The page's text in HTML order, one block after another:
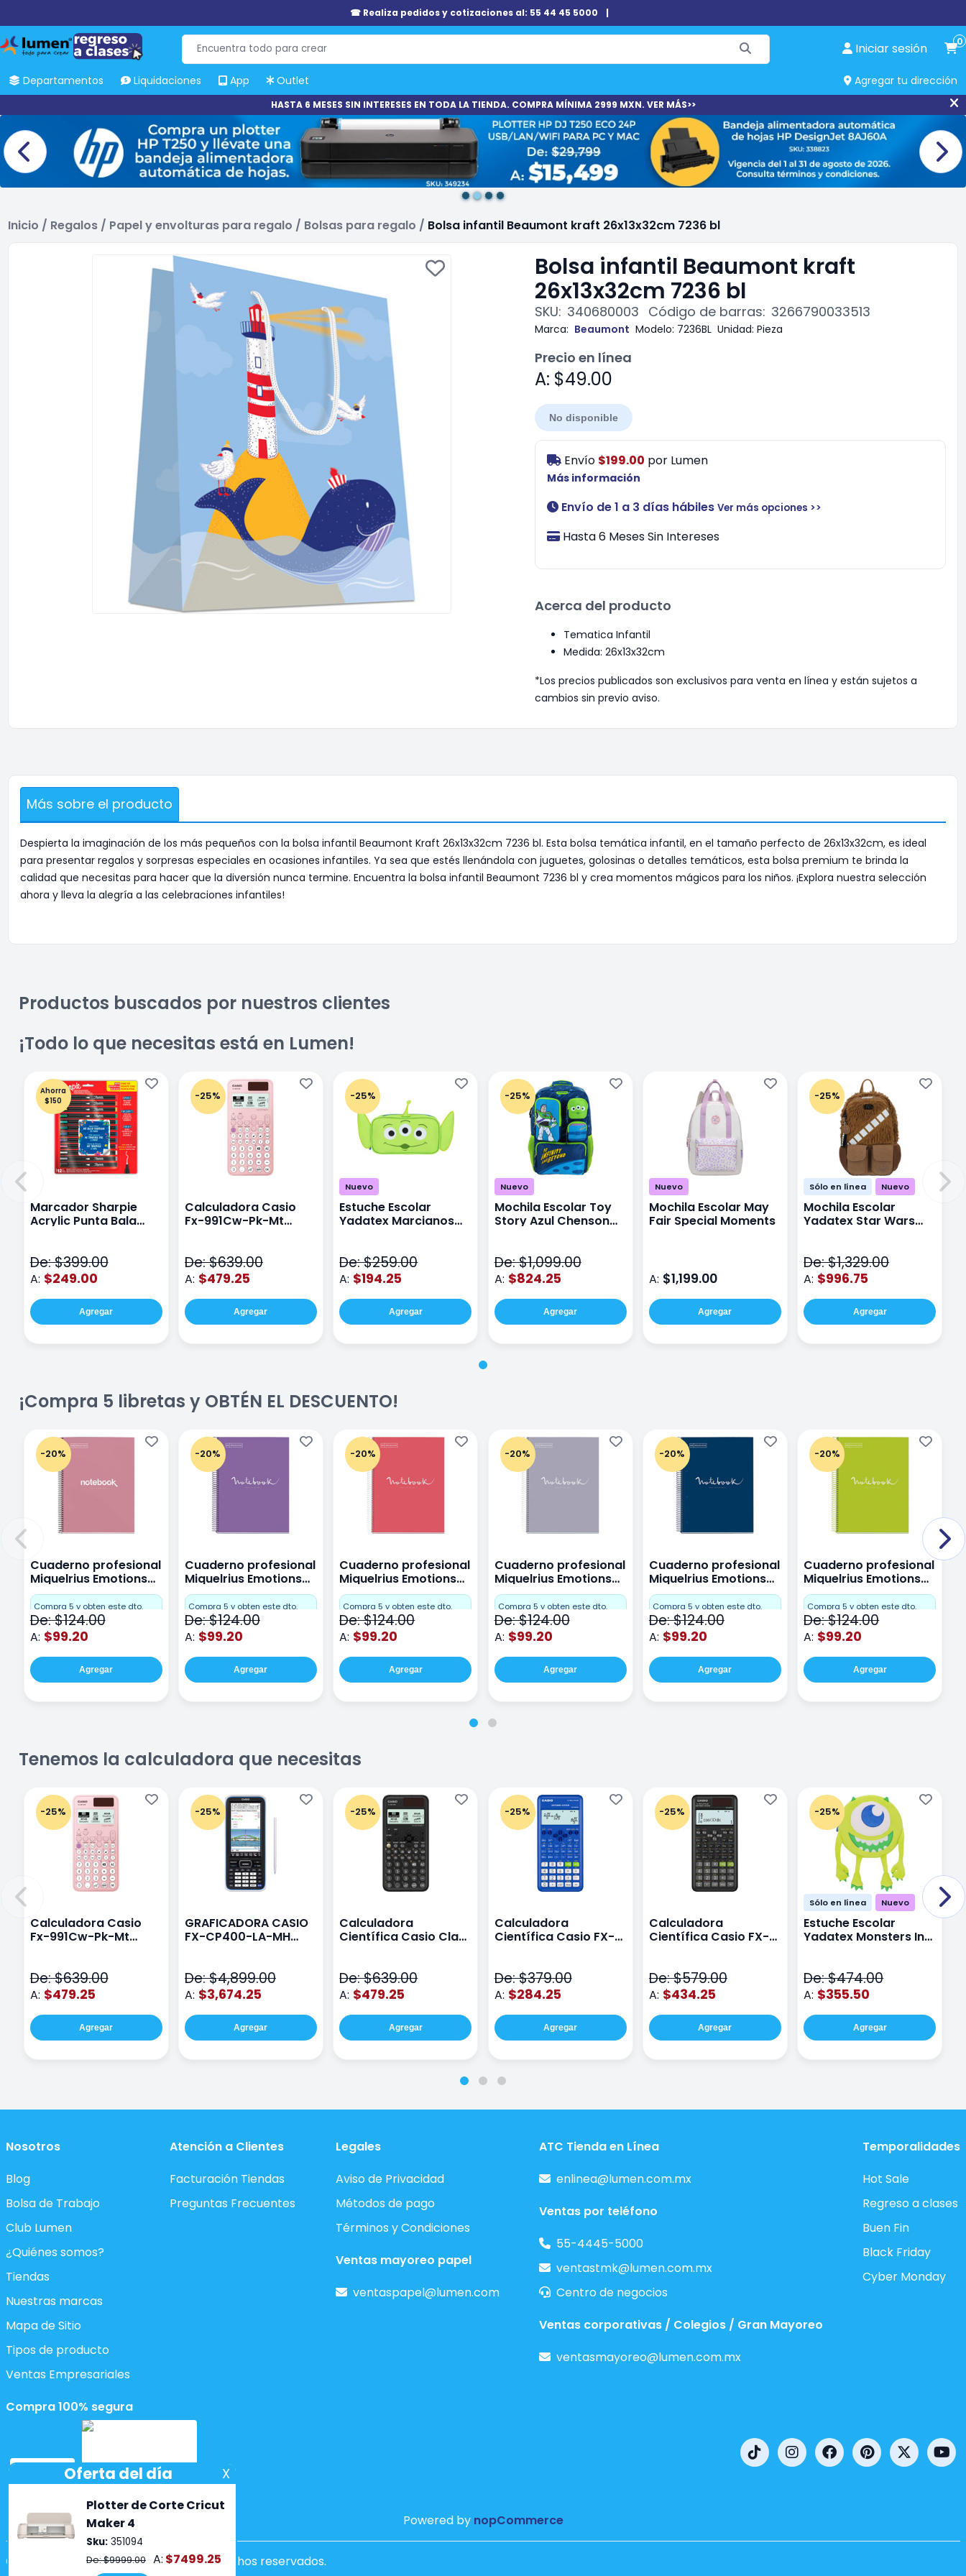
☎ Realiza pedidos y cotizaciones al: 55 44 45 5000 |
Iniciar sesión 0
Departamentos Liquidaciones App Outlet Agregar tu dirección
HASTA 6 MESES SIN INTERESES EN TODA LA TIENDA. COMPRA MÍNIMA 2999 MXN. VER MÁS>>
Inicio / Regalos / Papel y envolturas para regalo / Bolsas para regalo / Bolsa infantil Beaumont kraft 26x13x32cm 7236 bl
Bolsa infantil Beaumont kraft
26x13x32cm 7236 bl
SKU: 340680003 Código de barras: 3266790033513
Marca: Beaumont Modelo: 7236BL Unidad: Pieza
Precio en línea
A: $49.00
No disponible
Envío $199.00 por Lumen
Más información
Envío de 1 a 3 días hábiles Ver más opciones >>
Hasta 6 Meses Sin Intereses
Acerca del producto
Tematica Infantil
Medida: 26x13x32cm
*Los precios publicados son exclusivos para venta en línea y están sujetos a
cambios sin previo aviso.
Más sobre el producto
Despierta la imaginación de los más pequeños con la bolsa infantil Beaumont Kraft 26x13x32cm 7236 bl. Esta bolsa temática infantil, en el tamaño perfecto de 26x13x32cm, es ideal
para presentar regalos y sorpresas especiales en ocasiones infantiles. Ya sea que estés llenándola con juguetes, golosinas o detalles temáticos, esta bolsa premium te brinda la
calidad que necesitas para hacer que la diversión nunca termine. Encuentra la bolsa infantil Beaumont 7236 bl y crea momentos mágicos para los niños. ¡Explora nuestra selección
ahora y lleva la alegría a las celebraciones infantiles!
Productos buscados por nuestros clientes
¡Todo lo que necesitas está en Lumen!
Ahorra
$150
Marcador Sharpie
Acrylic Punta Bala
De: $399.00
A: $249.00
Agregar
-25%
Calculadora Casio
Fx-991Cw-Pk-Mt
De: $639.00
A: $479.25
Agregar
-25%
Nuevo
Estuche Escolar
Yadatex Marcianos
De: $259.00
A: $194.25
Agregar
-25%
Nuevo
Mochila Escolar Toy
Story Azul Chenson
De: $1,099.00
A: $824.25
Agregar
Nuevo
Mochila Escolar May
Fair Special Moments
A: $1,199.00
Agregar
-25%
Sólo en línea Nuevo
Mochila Escolar
Yadatex Star Wars
De: $1,329.00
A: $996.75
Agregar
¡Compra 5 libretas y OBTÉN EL DESCUENTO!
-20%
Cuaderno profesional
Miquelrius Emotions
Cuadro Chico 80
hojas Rosa
Compra 5 y obten este dto.
De: $124.00
A: $99.20
Agregar
-20%
Cuaderno profesional
Miquelrius Emotions
raya 80 hojas Purpura
Compra 5 y obten este dto.
De: $124.00
A: $99.20
Agregar
-20%
Cuaderno profesional
Miquelrius Emotions
raya 80 hojas Coral
Compra 5 y obten este dto.
De: $124.00
A: $99.20
Agregar
-20%
Cuaderno profesional
Miquelrius Emotions
raya 80 hojas Gris
Compra 5 y obten este dto.
De: $124.00
A: $99.20
Agregar
-20%
Cuaderno profesional
Miquelrius Emotions
Dots 80 hojas
Compra 5 y obten este dto.
De: $124.00
A: $99.20
Agregar
-20%
Cuaderno profesional
Miquelrius Emotions
Dots 80 hojas Lima
Compra 5 y obten este dto.
De: $124.00
A: $99.20
Agregar
Tenemos la calculadora que necesitas
-25%
Calculadora Casio
Fx-991Cw-Pk-Mt
De: $639.00
A: $479.25
Agregar
-25%
GRAFICADORA CASIO
FX-CP400-LA-MH
De: $4,899.00
A: $3,674.25
Agregar
-25%
Calculadora
Científica Casio Class
De: $639.00
A: $479.25
Agregar
-25%
Calculadora
Científica Casio FX-
De: $379.00
A: $284.25
Agregar
-25%
Calculadora
Científica Casio FX-
De: $579.00
A: $434.25
Agregar
-25%
Sólo en línea Nuevo
Estuche Escolar
Yadatex Monsters Inc
De: $474.00
A: $355.50
Agregar
Nosotros
Blog
Bolsa de Trabajo
Club Lumen
¿Quiénes somos?
Tiendas
Nuestras marcas
Mapa de Sitio
Tipos de producto
Ventas Empresariales
Atención a Clientes
Facturación Tiendas
Preguntas Frecuentes
Legales
Aviso de Privacidad
Métodos de pago
Términos y Condiciones
Ventas mayoreo papel
ventaspapel@lumen.com
ATC Tienda en Línea
enlinea@lumen.com.mx
Ventas por teléfono
55-4445-5000
ventastmk@lumen.com.mx
Centro de negocios
Ventas corporativas / Colegios / Gran Mayoreo
ventasmayoreo@lumen.com.mx
Temporalidades
Hot Sale
Regreso a clases
Buen Fin
Black Friday
Cyber Monday
Compra 100% segura
Powered by nopCommerce
Copyright ©2026 Lumen. Todos los derechos reservados.